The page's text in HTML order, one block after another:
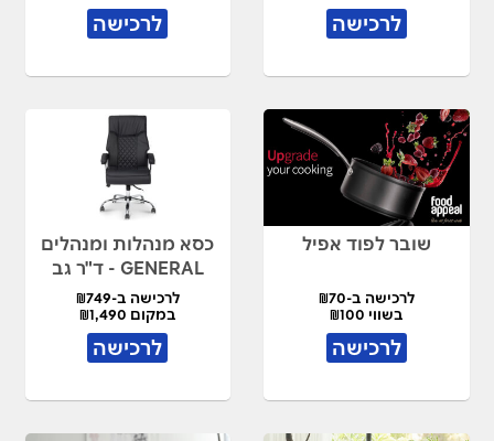
לרכישה לרכישה
שובר לפוד אפיל
לרכישה ב-₪70
בשווי ₪100
לרכישה
כסא מנהלות ומנהלים
GENERAL - ד"ר גב
לרכישה ב-₪749
במקום ₪1,490
לרכישה